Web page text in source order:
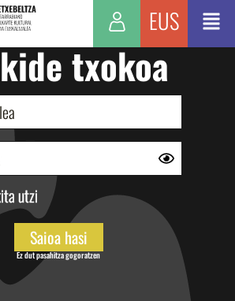
EUS
txokoa
utzi
Ez dut pasahitza gogoratzen